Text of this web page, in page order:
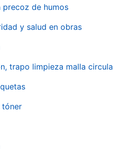
precoz de humos
y salud en obras
trapo limpieza malla
tóner